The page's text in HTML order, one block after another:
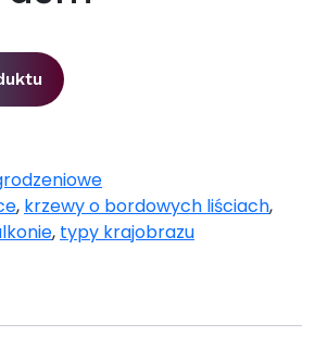
, krzewy o bordowych liściach,
, typy krajobrazu